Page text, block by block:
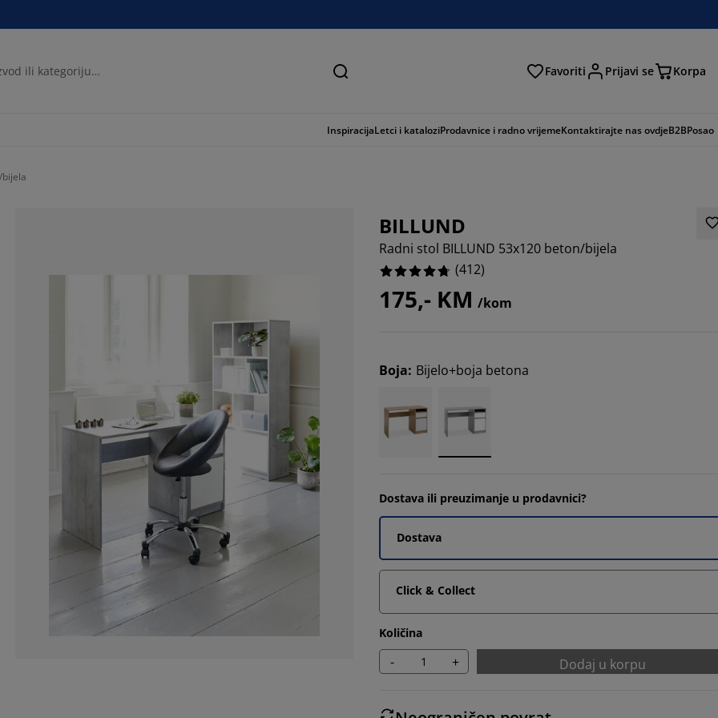
Traži Favoriti Prijavi se Korpa
InspiracijaLetci i kataloziProdavnice i radno vrijemeKontaktirajte nas ovdjeB2BPosao
bijela
BILLUND
Radni stol BILLUND 53x120 beton/bijela
(412)
175,- KM /kom
Boja: Bijelo+boja betona
Dostava ili preuzimanje u prodavnici?
Dostava
Click & Collect
Količina
- + Dodaj u korpu
82.52427184466019%
12.864077669902912%
1.9417475728155338%
0.7281553398058253%
1.9417475728155338%